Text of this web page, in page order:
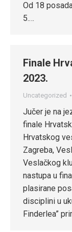
Od 18
5.…
Finale
2023.
Uncategorized
Jučer je na
finale
Hrvatskog
Zagreba,
Veslačkog
nastupa u
plasirane
disciplini u
Finderlea”